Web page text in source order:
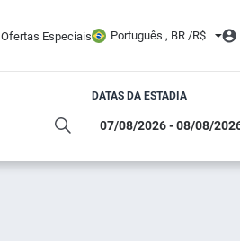
Ofertas Especiais Português , BR /R$
DATAS DA ESTADIA